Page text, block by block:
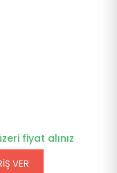
fiyat alınız
VER